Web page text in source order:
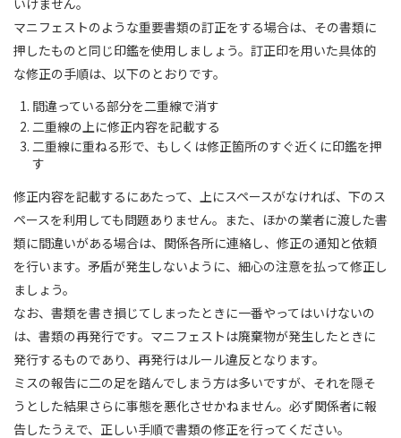
いけません。
マニフェストのような重要書類の訂正をする場合は、その書類に
押したものと同じ印鑑を使用しましょう。訂正印を用いた具体的
な修正の手順は、以下のとおりです。
間違っている部分を二重線で消す
二重線の上に修正内容を記載する
二重線に重ねる形で、もしくは修正箇所のすぐ近くに印鑑を押
す
修正内容を記載するにあたって、上にスペースがなければ、下のス
ペースを利用しても問題ありません。また、ほかの業者に渡した書
類に間違いがある場合は、関係各所に連絡し、修正の通知と依頼
を行います。矛盾が発生しないように、細心の注意を払って修正し
ましょう。
なお、書類を書き損じてしまったときに一番やってはいけないの
は、書類の再発行です。マニフェストは廃棄物が発生したときに
発行するものであり、再発行はルール違反となります。
ミスの報告に二の足を踏んでしまう方は多いですが、それを隠そ
うとした結果さらに事態を悪化させかねません。必ず関係者に報
告したうえで、正しい手順で書類の修正を行ってください。